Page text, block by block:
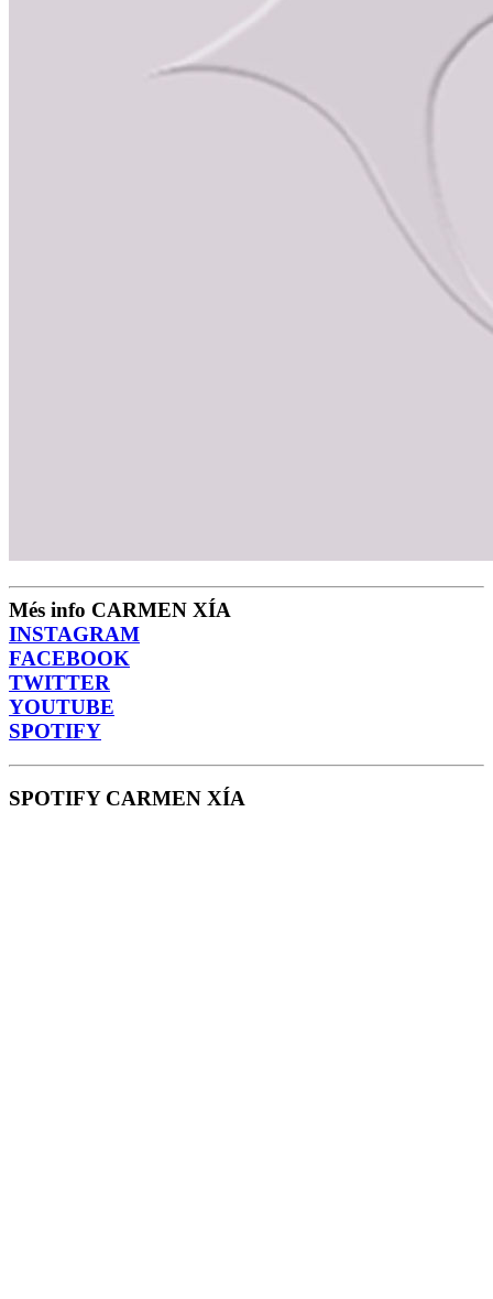
Més info CARMEN XÍA
INSTAGRAM
FACEBOOK
TWITTER
YOUTUBE
SPOTIFY
SPOTIFY CARMEN XÍA